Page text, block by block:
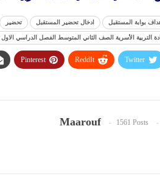
بوابة المستقبل ادخال تحضير المستقبل تحضير
الأسرية الصف الثاني المتوسط الفصل الدراسي الاول 1443 هـ
Twitter
ReddIt
Pinterest
Maarouf 1561 Posts